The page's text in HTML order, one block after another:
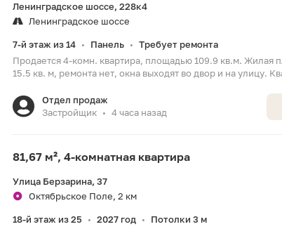
Ленинградское шоссе, 228к4
Ленинградское шоссе
7-й этаж из 14 • Панель • Требует ремонта
Продается 4-комн. квартира, площадью 109.9 кв.м. Жилая
15.5 кв. м, ремонта нет, окна выходят во двор и на улицу.
Отдел продаж
Застройщик • 4 часа назад
81,67 м², 4-комнатная квартира
Улица Берзарина, 37
Октябрьское Поле, 2 км
18-й этаж из 25 • 2027 год •
Потолки 3 м